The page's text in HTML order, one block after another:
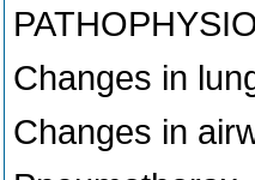
Changes in
Changes in